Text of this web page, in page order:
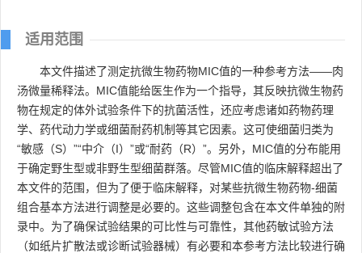
适用范围
本文件描述了测定抗微生物药物MIC值的一种参考方法——肉
汤微量稀释法。MIC值能给医生作为一个指导，其反映抗微生物药
物在规定的体外试验条件下的抗菌活性，还应考虑诸如药物药理
学、药代动力学或细菌耐药机制等其它因素。这可使细菌归类为
“敏感（S）”“中介（I）”或“耐药（R）”。另外，MIC值的分布能用
于确定野生型或非野生型细菌群落。尽管MIC值的临床解释超出了
本文件的范围，但为了便于临床解释，对某些抗微生物药物-细菌
组合基本方法进行调整是必要的。这些调整包含在本文件单独的附
录中。为了确保试验结果的可比性与可靠性，其他药敏试验方法
（如纸片扩散法或诊断试验器械）有必要和本参考方法比较进行确